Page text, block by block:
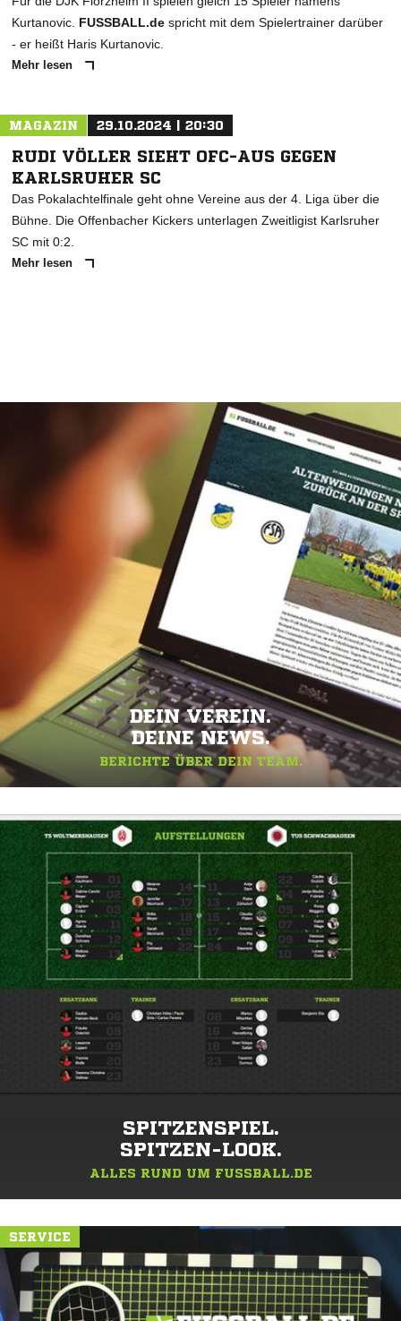
Kurtanovic. FUSSBALL.de spricht mit dem Spielertrainer darüber
- er heißt Haris Kurtanovic.
Mehr lesen
MAGAZIN 29.10.2024 | 20:30
RUDI VÖLLER SIEHT OFC-AUS GEGEN
KARLSRUHER SC
Das Pokalachtelfinale geht ohne Vereine aus der 4. Liga über die
Bühne. Die Offenbacher Kickers unterlagen Zweitligist Karlsruher
SC mit 0:2.
Mehr lesen
DEIN VEREIN.
DEINE NEWS.
BERICHTE ÜBER DEIN TEAM.
SPITZENSPIEL.
SPITZEN-LOOK.
ALLES RUND UM FUSSBALL.DE
SERVICE